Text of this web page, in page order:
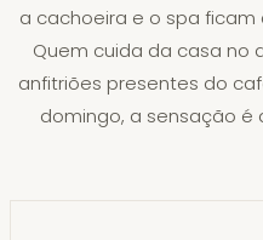
a cachoeira e o spa
Quem cuida da casa no
anfitriões presentes do
domingo, a sensação